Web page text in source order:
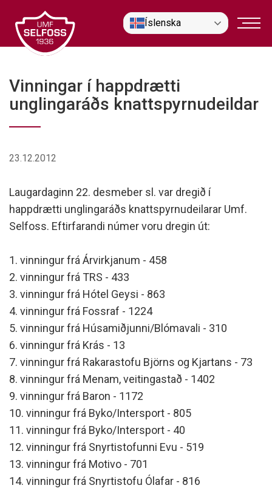
efni
Íslenska
Vinningar í happdrætti
unglingaráðs knattspyrnudeildar
23.12.2012
Laugardaginn 22. desmeber sl. var dregið í
happdrætti unglingaráðs knattspyrnudeilarar Umf.
Selfoss. Eftirfarandi númer voru dregin út:
1. vinningur frá Árvirkjanum - 458
2. vinningur frá TRS - 433
3. vinningur frá Hótel Geysi - 863
4. vinningur frá Fossraf - 1224
5. vinningur frá Húsamiðjunni/Blómavali - 310
6. vinningur frá Krás - 13
7. vinningur frá Rakarastofu Björns og Kjartans - 73
8. vinningur frá Menam, veitingastað - 1402
9. vinningur frá Baron - 1172
10. vinningur frá Byko/Intersport - 805
11. vinningur frá Byko/Intersport - 40
12. vinningur frá Snyrtistofunni Evu - 519
13. vinningur frá Motivo - 701
14. vinningur frá Snyrtistofu Ólafar - 816